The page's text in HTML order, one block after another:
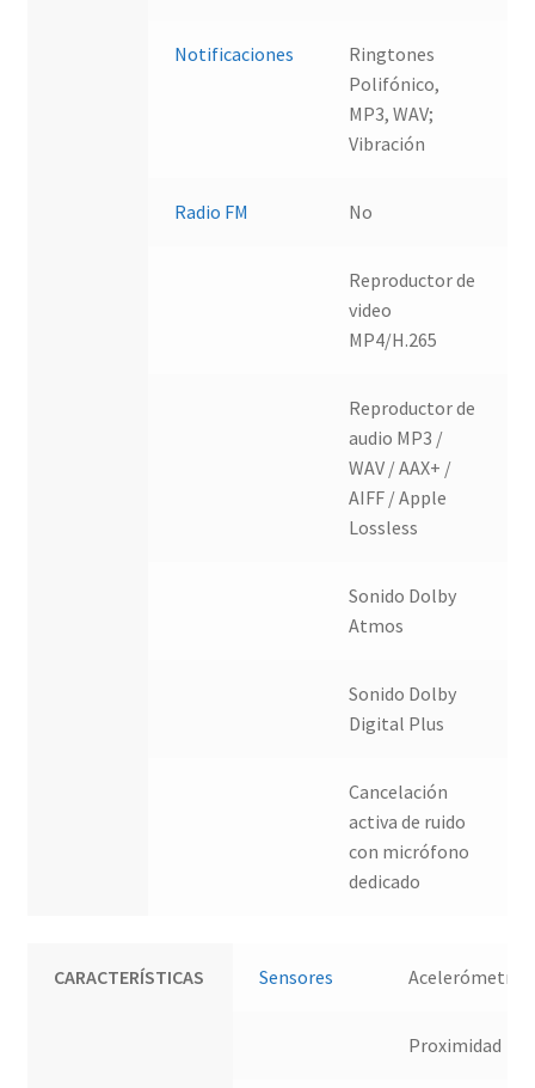
Notificaciones
Ringtones
Polifónico,
MP3, WAV;
Vibración
Radio FM No
Reproductor de
video
MP4/H.265
Reproductor de
audio MP3 /
WAV / AAX+ /
AIFF / Apple
Lossless
Sonido Dolby
Atmos
Sonido Dolby
Digital Plus
Cancelación
activa de ruido
con micrófono
dedicado
CARACTERÍSTICAS Sensores Acelerómetro
Proximidad